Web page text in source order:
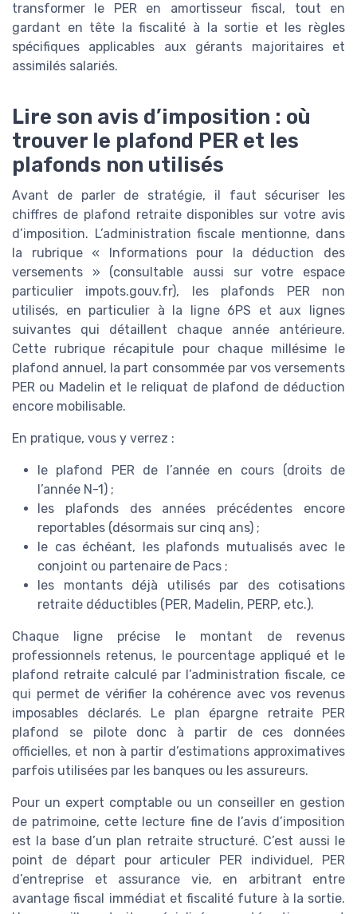
transformer le PER en amortisseur fiscal, tout en
gardant en tête la fiscalité à la sortie et les règles
spécifiques applicables aux gérants majoritaires et
assimilés salariés.
Lire son avis d’imposition : où
trouver le plafond PER et les
plafonds non utilisés
Avant de parler de stratégie, il faut sécuriser les
chiffres de plafond retraite disponibles sur votre avis
d’imposition. L’administration fiscale mentionne, dans
la rubrique « Informations pour la déduction des
versements » (consultable aussi sur votre espace
particulier impots.gouv.fr), les plafonds PER non
utilisés, en particulier à la ligne 6PS et aux lignes
suivantes qui détaillent chaque année antérieure.
Cette rubrique récapitule pour chaque millésime le
plafond annuel, la part consommée par vos versements
PER ou Madelin et le reliquat de plafond de déduction
encore mobilisable.
En pratique, vous y verrez :
le plafond PER de l’année en cours (droits de
l’année N-1) ;
les plafonds des années précédentes encore
reportables (désormais sur cinq ans) ;
le cas échéant, les plafonds mutualisés avec le
conjoint ou partenaire de Pacs ;
les montants déjà utilisés par des cotisations
retraite déductibles (PER, Madelin, PERP, etc.).
Chaque ligne précise le montant de revenus
professionnels retenus, le pourcentage appliqué et le
plafond retraite calculé par l’administration fiscale, ce
qui permet de vérifier la cohérence avec vos revenus
imposables déclarés. Le plan épargne retraite PER
plafond se pilote donc à partir de ces données
officielles, et non à partir d’estimations approximatives
parfois utilisées par les banques ou les assureurs.
Pour un expert comptable ou un conseiller en gestion
de patrimoine, cette lecture fine de l’avis d’imposition
est la base d’un plan retraite structuré. C’est aussi le
point de départ pour articuler PER individuel, PER
d’entreprise et assurance vie, en arbitrant entre
avantage fiscal immédiat et fiscalité future à la sortie.